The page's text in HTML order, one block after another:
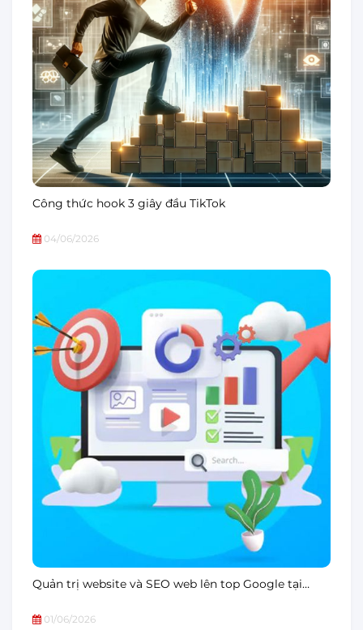
Công thức hook 3 giây đầu TikTok
04/06/2026
Quản trị website và SEO web lên top Google tại…
01/06/2026